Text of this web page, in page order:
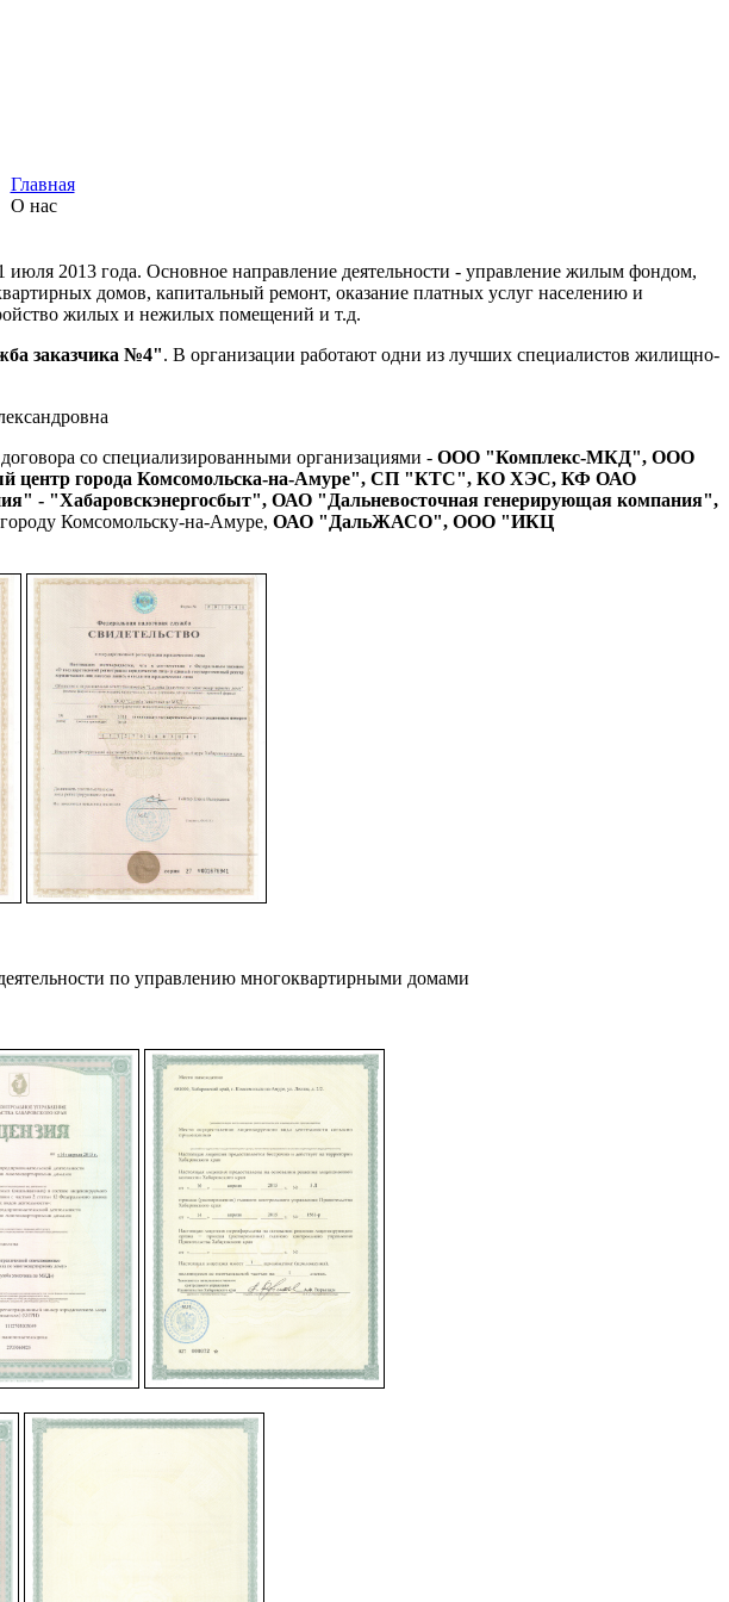
Главная
О нас
июля 2013 года. Основное направление деятельности - управление жилым фондом,
домов, капитальный ремонт, оказание платных услуг населению и
жилых и нежилых помещений и т.д.
заказчика №4". В организации работают одни из лучших специалистов жилищно-
со специализированными организациями - ООО "Комплекс-МКД", ООО
центр города Комсомольска-на-Амуре", СП "КТС", КО ХЭС, КФ ОАО
- "Хабаровскэнергосбыт", ОАО "Дальневосточная генерирующая компания",
Комсомольску-на-Амуре, ОАО "ДальЖАСО", ООО "ИКЦ
по управлению многоквартирными домами